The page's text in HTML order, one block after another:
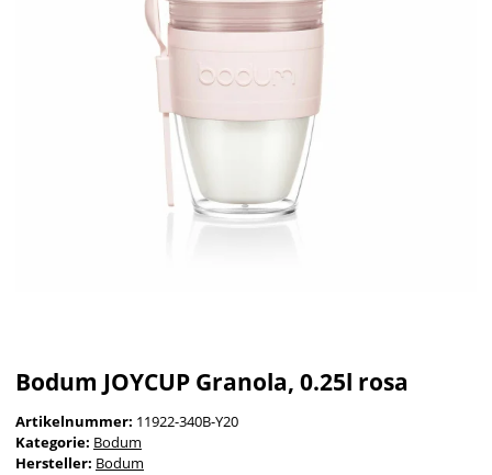
Bodum JOYCUP Granola, 0.25l rosa
Artikelnummer: 11922-340B-Y20
Kategorie: Bodum
Hersteller: Bodum